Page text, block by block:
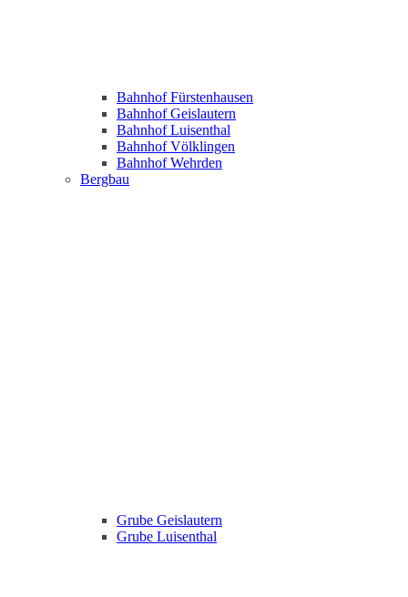
Bahnhof Fürstenhausen
Bahnhof Geislautern
Bahnhof Luisenthal
Bahnhof Völklingen
Bahnhof Wehrden
Bergbau
Grube Geislautern
Grube Luisenthal